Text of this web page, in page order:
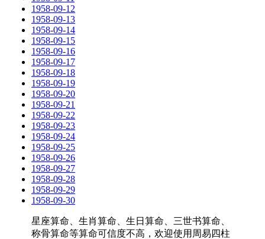
1958-09-12
1958-09-13
1958-09-14
1958-09-15
1958-09-16
1958-09-17
1958-09-18
1958-09-19
1958-09-20
1958-09-21
1958-09-22
1958-09-23
1958-09-24
1958-09-25
1958-09-26
1958-09-27
1958-09-28
1958-09-29
1958-09-30
星座算命、生肖算命、生日算命、三世书算命、
称骨算命等算命可信度不高，欢迎使用周易四柱